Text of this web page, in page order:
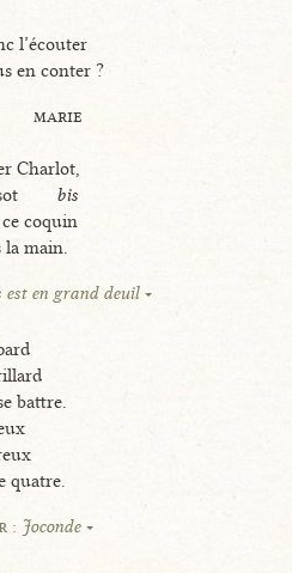
l’écouter
en conter ?
marie
Charlot,
bis
coquin
la main.
est en grand deuil
battre.
quatre.
: Joconde